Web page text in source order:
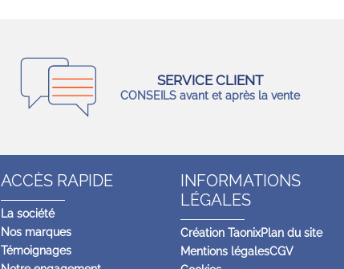
SERVICE CLIENT
CONSEILS avant et après la vente
ACCÈS RAPIDE
La société
Nos marques
Témoignages
INFORMATIONS
LÉGALES
Création TaonixPlan du site
Mentions légalesCGV